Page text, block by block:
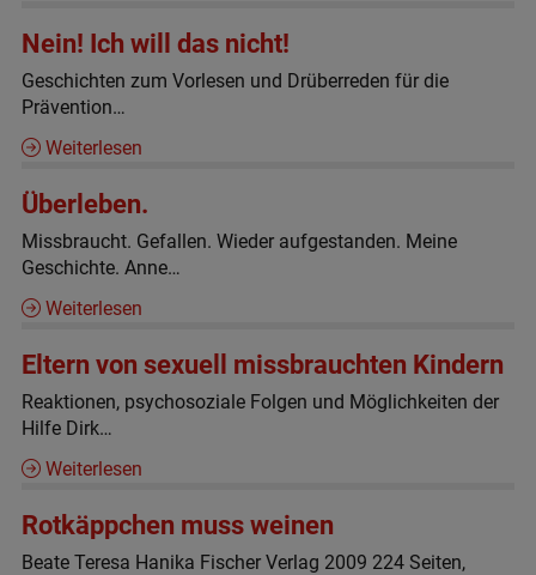
Nein! Ich will das nicht!
Geschichten zum Vorlesen und Drüberreden für die
Prävention…
Weiterlesen
Überleben.
Missbraucht. Gefallen. Wieder aufgestanden. Meine
Geschichte. Anne…
Weiterlesen
Eltern von sexuell missbrauchten Kindern
Reaktionen, psychosoziale Folgen und Möglichkeiten der
Hilfe Dirk…
Weiterlesen
Rotkäppchen muss weinen
Beate Teresa Hanika Fischer Verlag 2009 224 Seiten,